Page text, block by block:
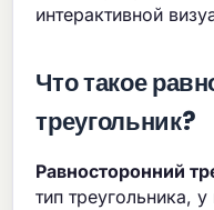
интерактивной
Что такое
треугольник?
Равносторонний
тип треугольника,